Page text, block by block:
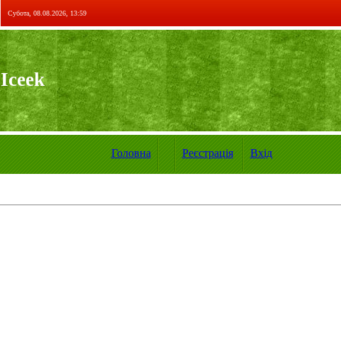
Субота, 08.08.2026, 13:59
Iceek
Головна Реєстрація Вхід